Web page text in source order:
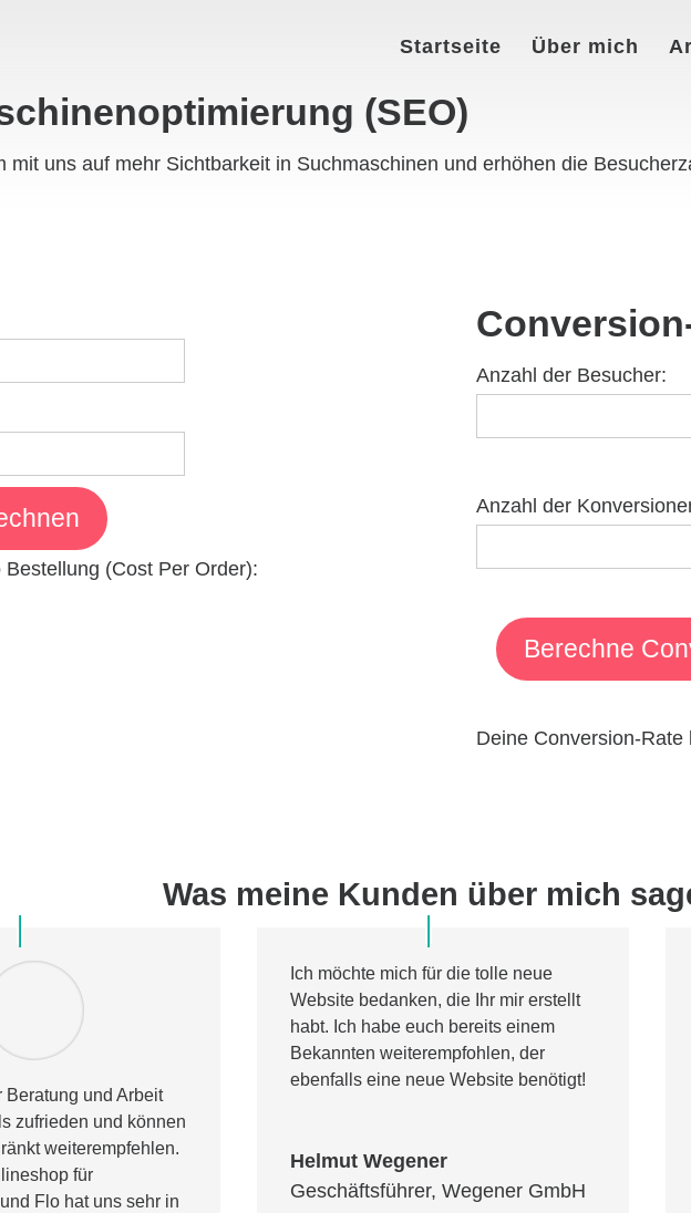
Startseite Über mich
(SEO)
mit uns auf mehr Sichtbarkeit in Suchmaschinen und erhöhen die
(Cost Per Order):
Anzahl der Besucher:
Anzahl der
Berechne
Deine Conversion-Rate
Was meine Kunden über mich
Beratung und Arbeit
zufrieden und können
weiterempfehlen.
für
Flo hat uns sehr in
Ich möchte mich für die tolle neue
Website bedanken, die Ihr mir erstellt
habt. Ich habe euch bereits einem
Bekannten weiterempfohlen, der
ebenfalls eine neue Website benötigt!
Helmut Wegener
Geschäftsführer, Wegener GmbH